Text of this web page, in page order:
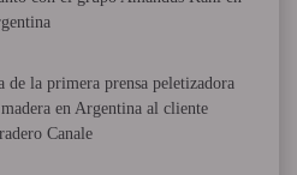
de la primera prensa peletizadora
en Argentina al cliente
Canale